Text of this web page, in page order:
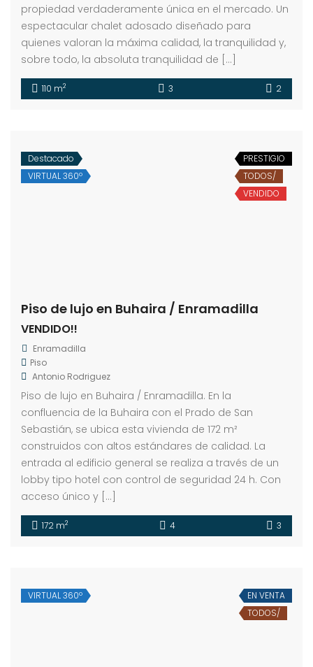
propiedad verdaderamente única en el mercado. Un
espectacular chalet adosado diseñado para
quienes valoran la máxima calidad, la tranquilidad y,
sobre todo, la absoluta tranquilidad de […]
110 m2 3 2
Destacado
VIRTUAL 360º
PRESTIGIO
TODOS/
VENDIDO
Piso de lujo en Buhaira / Enramadilla
VENDIDO!!
Enramadilla
Piso
Antonio Rodriguez
Piso de lujo en Buhaira / Enramadilla. En la
confluencia de la Buhaira con el Prado de San
Sebastián, se ubica esta vivienda de 172 m²
construidos con altos estándares de calidad. La
entrada al edificio general se realiza a través de un
lobby tipo hotel con control de seguridad 24 h. Con
acceso único y […]
172 m2 4 3
VIRTUAL 360º
EN VENTA
TODOS/